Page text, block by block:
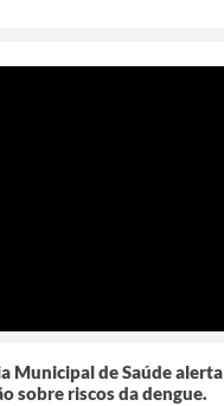
Municipal de Saúde alerta
sobre riscos da dengue.